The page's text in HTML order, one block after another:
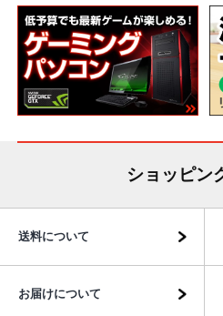
ショッピン
送料について
お届けについて